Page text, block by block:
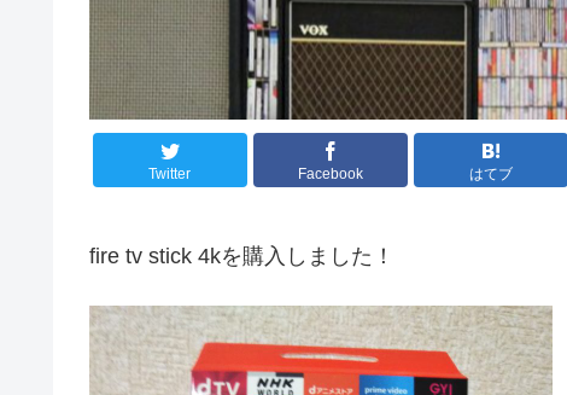
Twitter Facebook はてブ
fire tv stick 4kを購入しました！